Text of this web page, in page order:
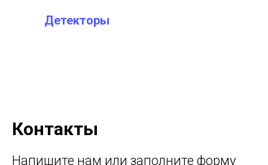
Детекторы
Контакты
Напишите нам или заполните форму